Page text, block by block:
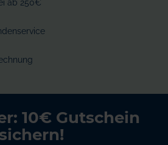
ab 250€
10€ Gutschein
sichern!